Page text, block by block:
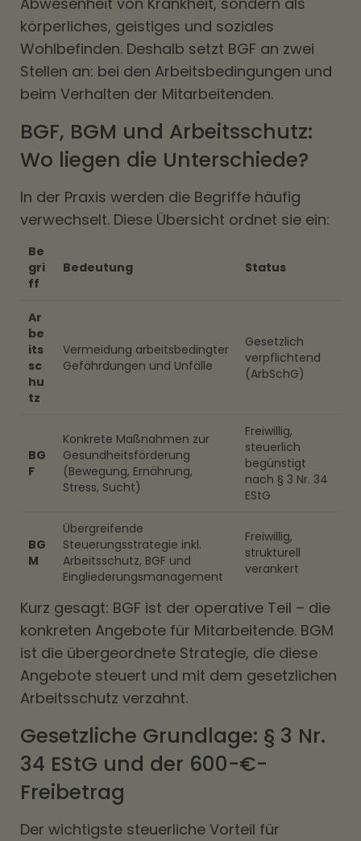
körperliches, geistiges und soziales
Wohlbefinden. Deshalb setzt BGF an zwei
Stellen an: bei den Arbeitsbedingungen und
beim Verhalten der Mitarbeitenden.
BGF, BGM und Arbeitsschutz:
Wo liegen die Unterschiede?
In der Praxis werden die Begriffe häufig
verwechselt. Diese Übersicht ordnet sie ein:
Be
gri
ff
Bedeutung Status
Ar
be
its
sc
hu
tz
Vermeidung arbeitsbedingter
Gefährdungen und Unfälle
Gesetzlich
verpflichtend
(ArbSchG)
BG
F
Konkrete Maßnahmen zur
Gesundheitsförderung
(Bewegung, Ernährung,
Stress, Sucht)
Freiwillig,
steuerlich
begünstigt
nach § 3 Nr. 34
EStG
BG
M
Übergreifende
Steuerungsstrategie inkl.
Arbeitsschutz, BGF und
Eingliederungsmanagement
Freiwillig,
strukturell
verankert
Kurz gesagt: BGF ist der operative Teil – die
konkreten Angebote für Mitarbeitende. BGM
ist die übergeordnete Strategie, die diese
Angebote steuert und mit dem gesetzlichen
Arbeitsschutz verzahnt.
Gesetzliche Grundlage: § 3 Nr.
34 EStG und der 600-€-
Freibetrag
Der wichtigste steuerliche Vorteil für